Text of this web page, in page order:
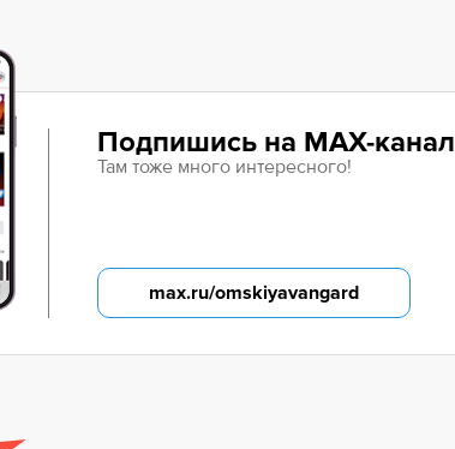
Подпишись на MAX-канал
Там тоже много интересного!
max.ru/omskiyavangard